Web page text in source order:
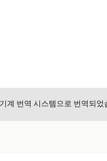
계 번역 시스템으로 번역되었